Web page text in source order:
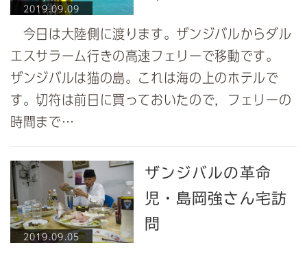
2019.09.09
今日は大陸側に渡ります。ザンジバルからダル
エスサラーム行きの高速フェリーで移動です。
ザンジバルは猫の島。これは海の上のホテルで
す。切符は前日に買っておいたので，フェリーの
時間まで…
2019.09.05
ザンジバルの革命
児・島岡強さん宅訪
問